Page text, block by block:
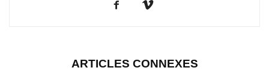
ARTICLES CONNEXES